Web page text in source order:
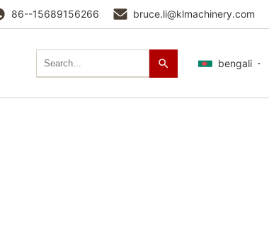
86--15689156266 bruce.li@klmachinery.com
bengali